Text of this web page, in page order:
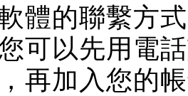
體的聯繫方
可以先用電
再加入您的